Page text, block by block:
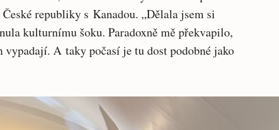
republiky s Kanadou. „Dělala jsem si
kulturnímu šoku. Paradoxně mě překvapilo,
vypadají. A taky počasí je tu dost podobné jako